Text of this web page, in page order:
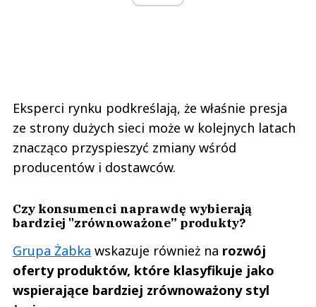
Eksperci rynku podkreślają, że właśnie presja
ze strony dużych sieci może w kolejnych latach
znacząco przyspieszyć zmiany wśród
producentów i dostawców.
Czy konsumenci naprawdę wybierają
bardziej "zrównoważone” produkty?
Grupa Żabka wskazuje również na rozwój
oferty produktów, które klasyfikuje jako
wspierające bardziej zrównoważony styl